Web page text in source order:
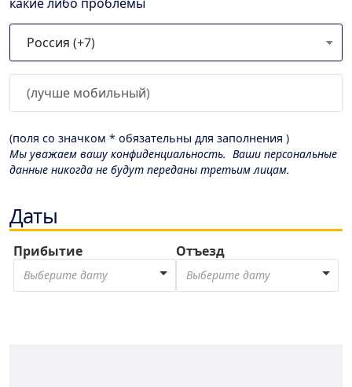
какие либо проблемы
(поля со значком * обязательны для заполнения )
Мы уважаем вашу конфиденциальность. Ваши персональные
данные никогда не будут переданы третьим лицам.
Даты
Прибытие
Выберите дату
Отъезд
Выберите дату